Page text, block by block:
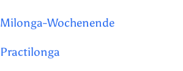
Milonga-Wochenende
Practilonga